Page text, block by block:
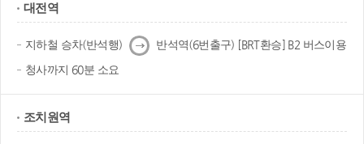
대전역
지하철 승차(반석행) 다
음
반석역(6번출구) [BRT환승] B2 버스이용
청사까지 60분 소요
조치원역